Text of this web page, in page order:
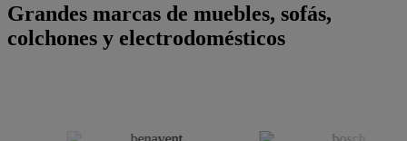
Grandes marcas de muebles, sofás,
colchones y electrodomésticos